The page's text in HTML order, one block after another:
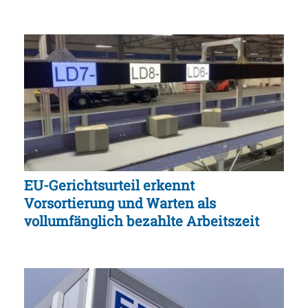
EU-Gerichtsurteil erkennt
Vorsortierung und Warten als
vollumfänglich bezahlte Arbeitszeit